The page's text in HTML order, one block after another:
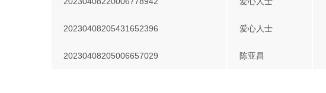
20230408205431652396 爱心人士
20230408205006657029 陈亚昌